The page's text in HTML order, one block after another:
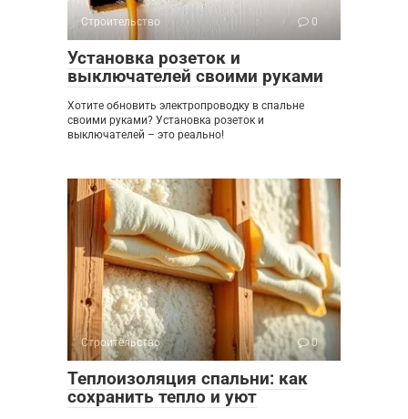
Строительство 0
Установка розеток и
выключателей своими руками
Хотите обновить электропроводку в спальне
своими руками? Установка розеток и
выключателей – это реально!
Строительство 0
Теплоизоляция спальни: как
сохранить тепло и уют